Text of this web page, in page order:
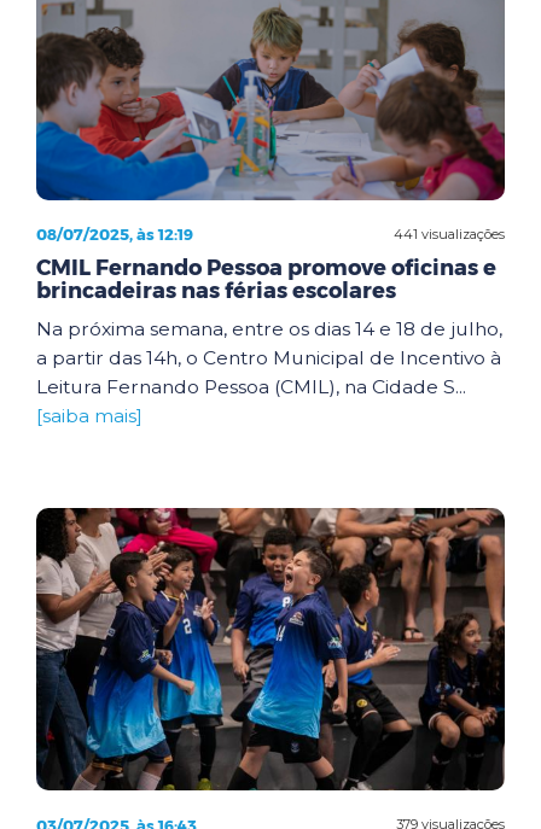
441 visualizações
08/07/2025, às 12:19
CMIL Fernando Pessoa promove oficinas e
brincadeiras nas férias escolares
Na próxima semana, entre os dias 14 e 18 de julho,
a partir das 14h, o Centro Municipal de Incentivo à
Leitura Fernando Pessoa (CMIL), na Cidade S...
[saiba mais]
379 visualizações
03/07/2025, às 16:43